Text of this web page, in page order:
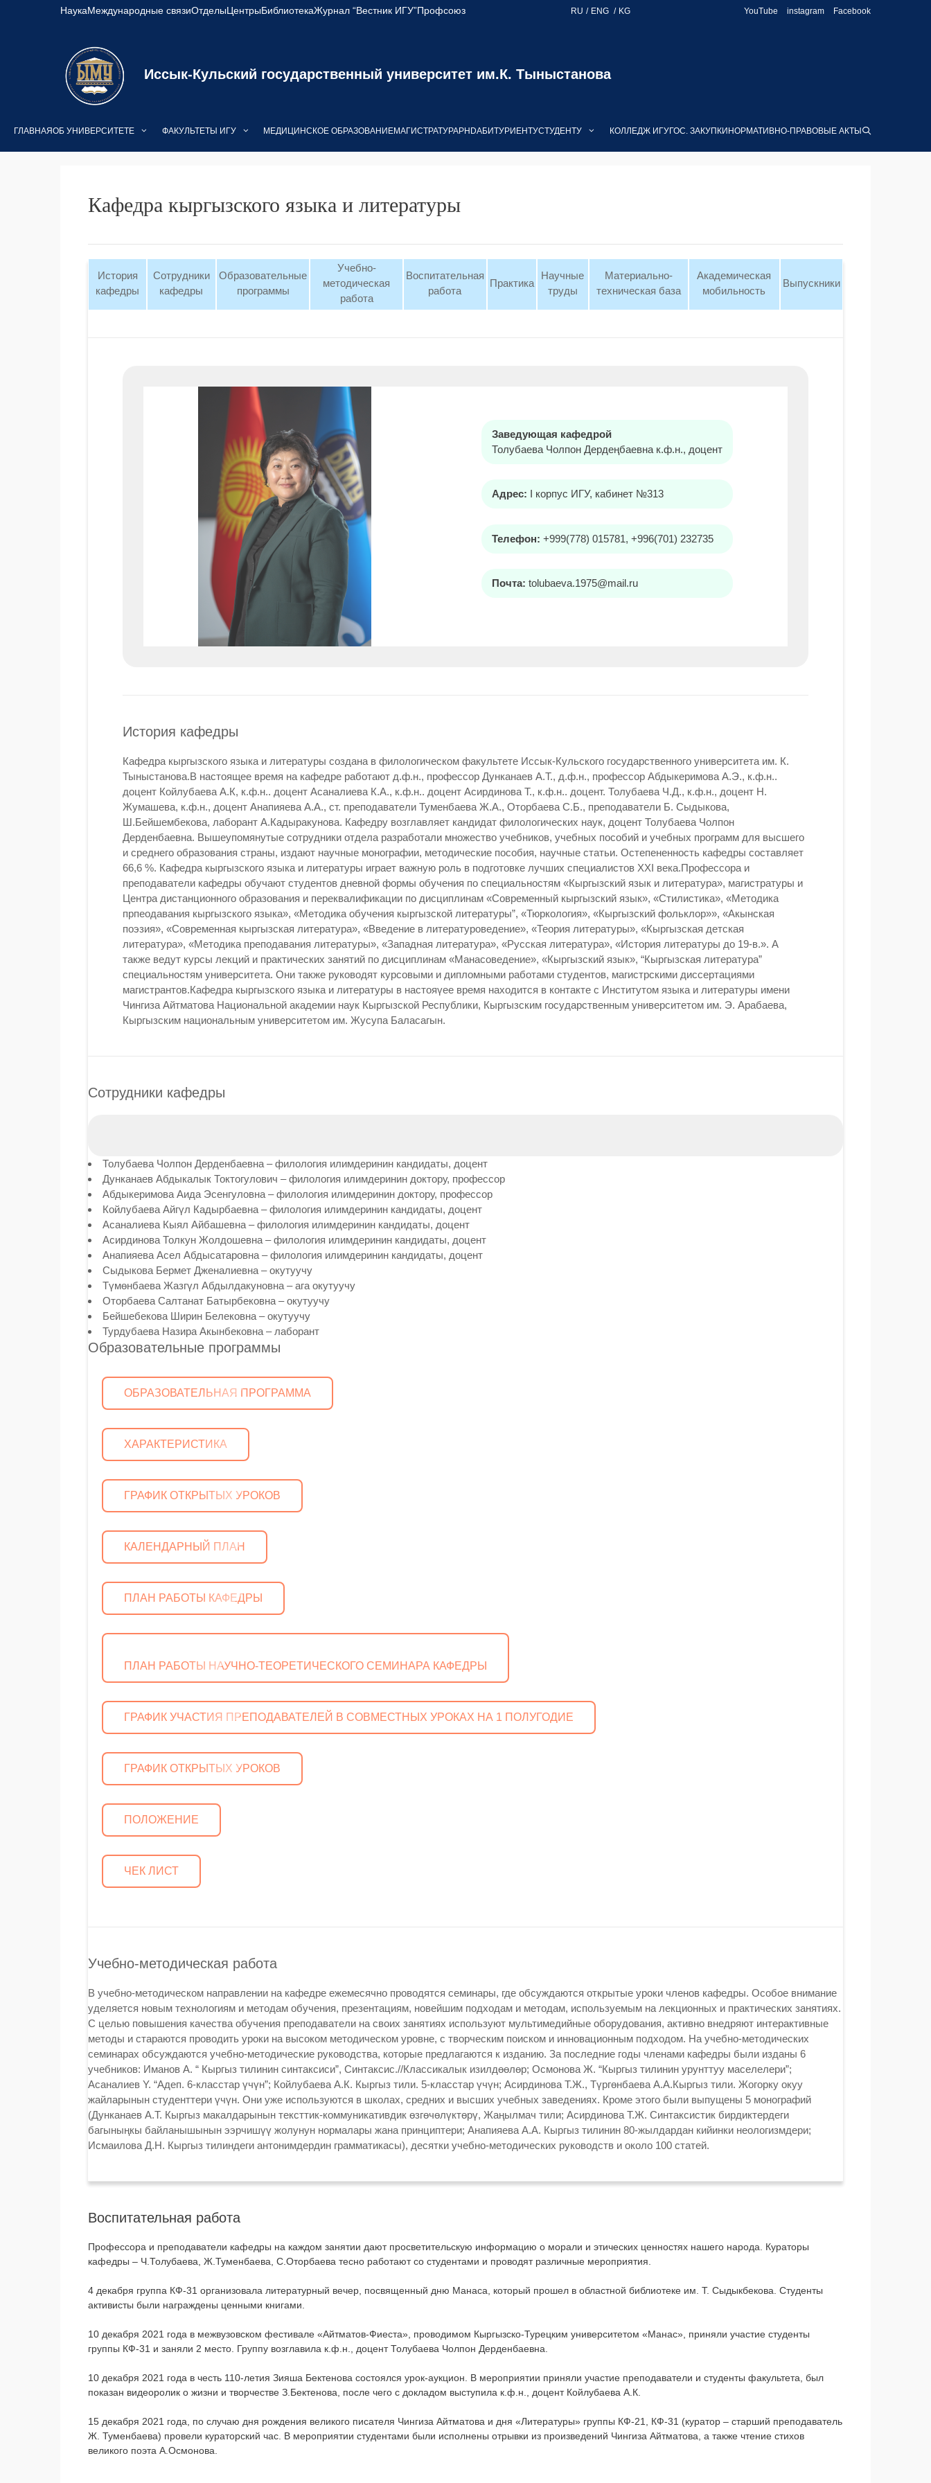
НаукаМеждународные связиОтделыЦентрыБиблиотекаЖурнал “Вестник ИГУ”Профсоюз RU ENG KG YouTube instagram Facebook
Иссык-Кульский государственный университет им.К. Тыныстанова
ГЛАВНАЯОБ УНИВЕРСИТЕТЕ ФАКУЛЬТЕТЫ ИГУ МЕДИЦИНСКОЕ ОБРАЗОВАНИЕМАГИСТРАТУРАPHDАБИТУРИЕНТУСТУДЕНТУ КОЛЛЕДЖ ИГУГОС. ЗАКУПКИ НОРМАТИВНО-ПРАВОВЫЕ АКТЫ
Кафедра кыргызского языка и литературы
История
кафедры
Сотрудники
кафедры
Образовательные
программы
Учебно-
методическая
работа
Воспитательная
работа
Практика
Научные
труды
Материально-
техническая база
Академическая
мобильность
Выпускники
Заведующая кафедрой
Толубаева Чолпон Дердеңбаевна к.ф.н., доцент
Адрес: I корпус ИГУ, кабинет №313
Телефон: +999(778) 015781, +996(701) 232735
Почта: tolubaeva.1975@mail.ru
История кафедры
Кафедра кыргызского языка и литературы создана в филологическом факультете Иссык-Кульского государственного университета им. К.
Тыныстанова.В настоящее время на кафедре работают д.ф.н., профессор Дунканаев А.Т., д.ф.н., профессор Абдыкеримова А.Э., к.ф.н..
доцент Койлубаева А.К, к.ф.н.. доцент Асаналиева К.А., к.ф.н.. доцент Асирдинова Т., к.ф.н.. доцент. Толубаева Ч.Д., к.ф.н., доцент Н.
Жумашева, к.ф.н., доцент Анапияева А.А., ст. преподаватели Туменбаева Ж.А., Оторбаева С.Б., преподаватели Б. Сыдыкова,
Ш.Бейшембекова, лаборант А.Кадыракунова. Кафедру возглавляет кандидат филологических наук, доцент Толубаева Чолпон
Дерденбаевна. Вышеупомянутые сотрудники отдела разработали множество учебников, учебных пособий и учебных программ для высшего
и среднего образования страны, издают научные монографии, методические пособия, научные статьи. Остепененность кафедры составляет
66,6 %. Кафедра кыргызского языка и литературы играет важную роль в подготовке лучших специалистов XXI века.Профессора и
преподаватели кафедры обучают студентов дневной формы обучения по специальностям «Кыргызский язык и литература», магистратуры и
Центра дистанционного образования и переквалификации по дисциплинам «Современный кыргызский язык», «Стилистика», «Методика
прпеодавания кыргызского языка», «Методика обучения кыргызской литературы”, «Тюркология», «Кыргызский фольклор»», «Акынская
поэзия», «Современная кыргызская литература», «Введение в литературоведение», «Теория литературы», «Кыргызская детская
литература», «Методика преподавания литературы», «Западная литература», «Русская литература», «История литературы до 19-в.». А
также ведут курсы лекций и практических занятий по дисциплинам «Манасоведение», «Кыргызский язык», “Кыргызская литература”
специальностям университета. Они также руководят курсовыми и дипломными работами студентов, магистрскими диссертациями
магистрантов.Кафедра кыргызского языка и литературы в настояүее время находится в контакте с Институтом языка и литературы имени
Чингиза Айтматова Национальной академии наук Кыргызской Республики, Кыргызским государственным университетом им. Э. Арабаева,
Кыргызским национальным университетом им. Жусупа Баласагын.
Сотрудники кафедры
Толубаева Чолпон Дерденбаевна – филология илимдеринин кандидаты, доцент
Дунканаев Абдыкалык Токтогулович – филология илимдеринин доктору, профессор
Абдыкеримова Аида Эсенгуловна – филология илимдеринин доктору, профессор
Койлубаева Айгүл Кадырбаевна – филология илимдеринин кандидаты, доцент
Асаналиева Кыял Айбашевна – филология илимдеринин кандидаты, доцент
Асирдинова Толкун Жолдошевна – филология илимдеринин кандидаты, доцент
Анапияева Асел Абдысатаровна – филология илимдеринин кандидаты, доцент
Сыдыкова Бермет Дженалиевна – окутуучу
Түмөнбаева Жазгүл Абдылдакуновна – ага окутуучу
Оторбаева Салтанат Батырбековна – окутуучу
Бейшебекова Ширин Белековна – окутуучу
Турдубаева Назира Акынбековна – лаборант
Образовательные программы
ОБРАЗОВАТЕЛЬНАЯ ПРОГРАММА
ХАРАКТЕРИСТИКА
ГРАФИК ОТКРЫТЫХ УРОКОВ
КАЛЕНДАРНЫЙ ПЛАН
ПЛАН РАБОТЫ КАФЕДРЫ
ПЛАН РАБОТЫ НАУЧНО-ТЕОРЕТИЧЕСКОГО СЕМИНАРА КАФЕДРЫ
ГРАФИК УЧАСТИЯ ПРЕПОДАВАТЕЛЕЙ В СОВМЕСТНЫХ УРОКАХ НА 1 ПОЛУГОДИЕ
ГРАФИК ОТКРЫТЫХ УРОКОВ
ПОЛОЖЕНИЕ
ЧЕК ЛИСТ
Учебно-методическая работа
В учебно-методическом направлении на кафедре ежемесячно проводятся семинары, где обсуждаются открытые уроки членов кафедры. Особое внимание
уделяется новым технологиям и методам обучения, презентациям, новейшим подходам и методам, используемым на лекционных и практических занятиях.
С целью повышения качества обучения преподаватели на своих занятиях используют мультимедийные оборудования, активно внедряют интерактивные
методы и стараются проводить уроки на высоком методическом уровне, с творческим поиском и инновационным подходом. На учебно-методических
семинарах обсуждаются учебно-методические руководства, которые предлагаются к изданию. За последние годы членами кафедры были изданы 6
учебников: Иманов А. “ Кыргыз тилинин синтаксиси”, Синтаксис.//Классикалык изилдөөлөр; Осмонова Ж. “Кыргыз тилинин урунттуу маселелери”;
Асаналиев Y. “Адеп. 6-класстар үчүн”; Койлубаева А.К. Кыргыз тили. 5-класстар үчүн; Асирдинова Т.Ж., Түргөнбаева А.А.Кыргыз тили. Жогорку окуу
жайларынын студенттери үчүн. Они уже используются в школах, средних и высших учебных заведениях. Кроме этого были выпущены 5 монографий
(Дунканаев А.Т. Кыргыз макалдарынын тексттик-коммуникативдик өзгөчөлүктөрү, Жаңылмач тили; Асирдинова Т.Ж. Синтаксистик бирдиктердеги
багыныңкы байланышынын ээрчишүү жолунун нормалары жана принциптери; Анапияева А.А. Кыргыз тилинин 80-жылдардан кийинки неологизмдери;
Исмаилова Д.Н. Кыргыз тилиндеги антонимдердин грамматикасы), десятки учебно-методических руководств и около 100 статей.
Воспитательная работа
Профессора и преподаватели кафедры на каждом занятии дают просветительскую информацию о морали и этических ценностях нашего народа. Кураторы
кафедры – Ч.Толубаева, Ж.Туменбаева, С.Оторбаева тесно работают со студентами и проводят различные мероприятия.
4 декабря группа КФ-31 организовала литературный вечер, посвященный дню Манаса, который прошел в областной библиотеке им. Т. Сыдыкбекова. Студенты
активисты были награждены ценными книгами.
10 декабря 2021 года в межвузовском фестивале «Айтматов-Фиеста», проводимом Кыргызско-Турецким университетом «Манас», приняли участие студенты
группы КФ-31 и заняли 2 место. Группу возглавила к.ф.н., доцент Толубаева Чолпон Дерденбаевна.
10 декабря 2021 года в честь 110-летия Зияша Бектенова состоялся урок-аукцион. В мероприятии приняли участие преподаватели и студенты факультета, был
показан видеоролик о жизни и творчестве З.Бектенова, после чего с докладом выступила к.ф.н., доцент Койлубаева А.К.
15 декабря 2021 года, по случаю дня рождения великого писателя Чингиза Айтматова и дня «Литературы» группы КФ-21, КФ-31 (куратор – старший преподаватель
Ж. Туменбаева) провели кураторский час. В мероприятии студентами были исполнены отрывки из произведений Чингиза Айтматова, а также чтение стихов
великого поэта А.Осмонова.